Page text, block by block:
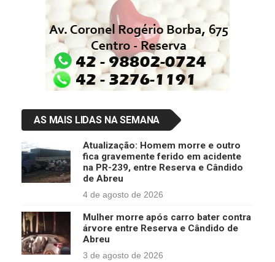
AS MAIS LIDAS NA SEMANA
Atualização: Homem morre e outro
fica gravemente ferido em acidente
na PR-239, entre Reserva e Cândido
de Abreu
4 de agosto de 2026
Mulher morre após carro bater contra
árvore entre Reserva e Cândido de
Abreu
3 de agosto de 2026